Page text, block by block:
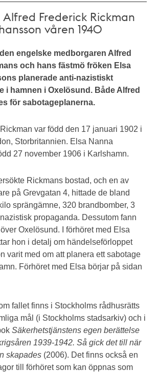
Alfred Frederick Rickman
våren 1940
engelske medborgaren Alfred
och hans fästmö fröken Elsa
planerade anti-nazistiskt
i hamnen i Oxelösund. Både Alfred
för sabotageplanerna.
var född den 17 januari 1902 i
Storbritannien. Elsa Nanna
27 november 1906 i Karlshamn.
Rickmans bostad, och en av
på Grevgatan 4, hittade de bland
sprängämne, 320 brandbomber, 3
propaganda. Dessutom fann
Oxelösund. I förhöret med Elsa
hon i detalj om händelseförloppet
varit med om att planera ett sabotage
Förhöret med Elsa börjar på sidan
fallet finns i Stockholms rådhusrätts
mål (i Stockholms stadsarkiv) och i
Säkerhetstjänstens egen berättelse
1939-1942. Så gick det till när
skapades (2006). Det finns också en
till förhöret som kan öppnas som